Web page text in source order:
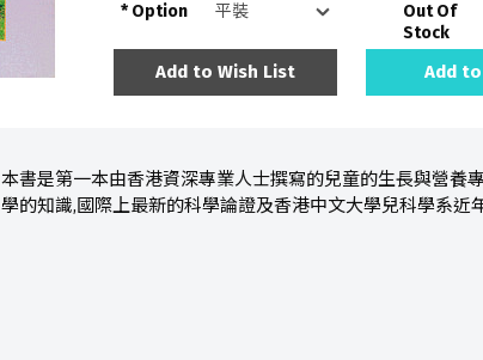
Option
Out Of
Stock
Add to Wish List Add
本書是第一本由香港資深專業人士撰寫的兒童的生長與營養
學的知識,國際上最新的科學論證及香港中文大學兒科學系近